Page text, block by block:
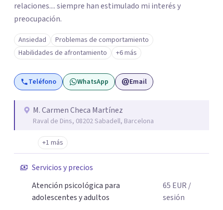
relaciones.... siempre han estimulado mi interés y
preocupación.
Ansiedad
Problemas de comportamiento
Habilidades de afrontamiento
+6 más
Teléfono WhatsApp Email
M. Carmen Checa Martínez
Raval de Dins, 08202 Sabadell, Barcelona
+1 más
Servicios y precios
Atención psicológica para
adolescentes y adultos
65 EUR /
sesión